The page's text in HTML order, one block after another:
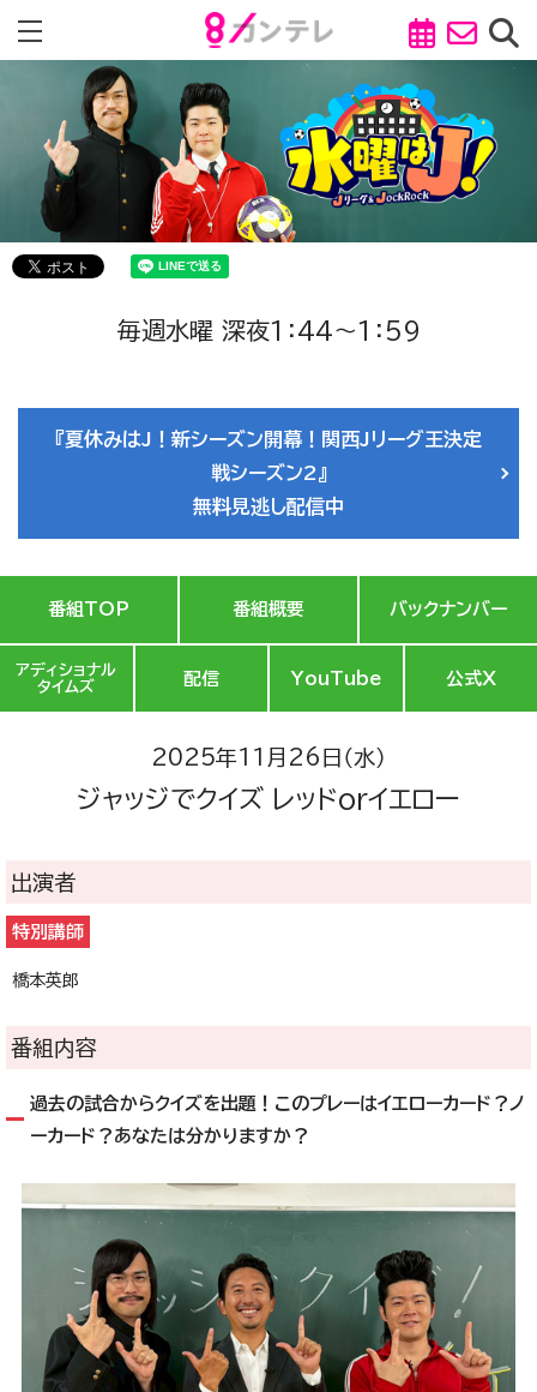
毎週水曜 深夜1：44～1：59
『夏休みはJ！新シーズン開幕！関西Jリーグ王決定
戦シーズン2』
無料見逃し配信中
番組TOP 番組概要 バックナンバー
アディショナル
タイムズ
配信 YouTube 公式X
2025年11月26日（水）
ジャッジでクイズ レッドorイエロー
出演者
特別講師
橋本英郎
番組内容
過去の試合からクイズを出題！このプレーはイエローカード？ノ
ーカード？あなたは分かりますか？